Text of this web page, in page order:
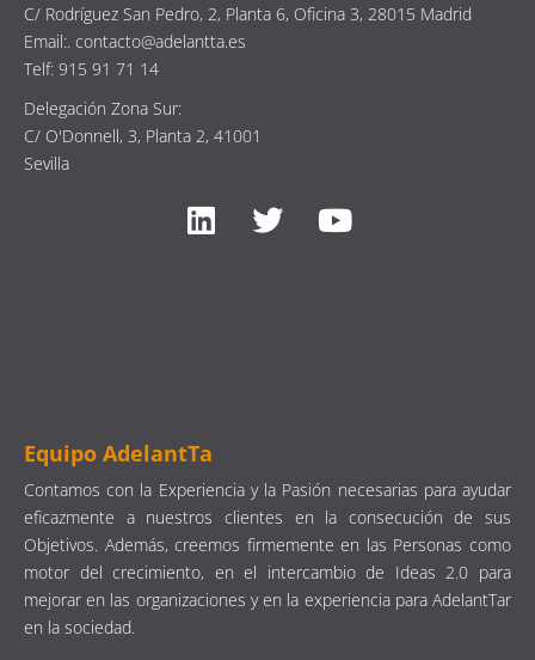
C/ Rodríguez San Pedro, 2, Planta 6, Oficina 3, 28015 Madrid
Email:. contacto@adelantta.es
Telf: 915 91 71 14
Delegación Zona Sur:
C/ O'Donnell, 3, Planta 2, 41001
Sevilla
Equipo AdelantTa
Contamos con la Experiencia y la Pasión necesarias para ayudar
eficazmente a nuestros clientes en la consecución de sus
Objetivos. Además, creemos firmemente en las Personas como
motor del crecimiento, en el intercambio de Ideas 2.0 para
mejorar en las organizaciones y en la experiencia para AdelantTar
en la sociedad.